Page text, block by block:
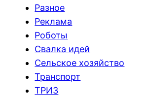
Разное
Реклама
Роботы
Свалка идей
Сельское хозяйство
Транспорт
ТРИЗ